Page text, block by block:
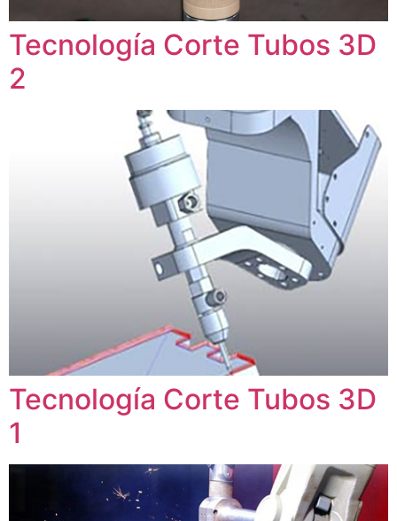
Tecnología Corte Tubos 3D
2
Tecnología Corte Tubos 3D
1